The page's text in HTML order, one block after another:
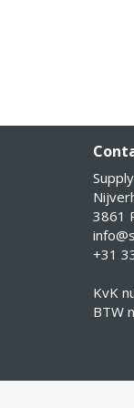
3861
+31
KvK
BTW